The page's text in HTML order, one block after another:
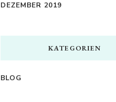
DEZEMBER 2019
KATEGORIEN
BLOG